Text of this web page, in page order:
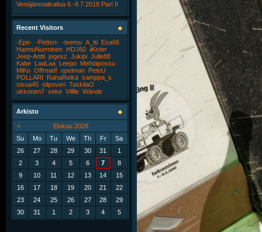
Venäjänmatkailua 6.-8.7.2018 Part II
Recent Visitors
-Epe- -Petteri- -teemu A_tti
Esa66
HannuNurminen
HDJ60 iiKster
Jeep-Antti jogesz Jukipi Julle88
Kabe
LaaLaa Leepo Mehtäpossu
MiKo Offread! opelman
PeteU
POLLARI
RahaReikä samppa_s
sisua45 slipoveri TaskilaO
ukkonen7 veke Villlle Wände
Arkisto
<
Elokuu 2026
Su
Mo Tu We Th Fr
Sa
26
27 28 29 30 31
1
2
3 4 5 6 7
8
9
10 11 12 13 14
15
16
17 18 19 20 21
22
23
24 25 26 27 28
29
30
31 1 2 3 4 5